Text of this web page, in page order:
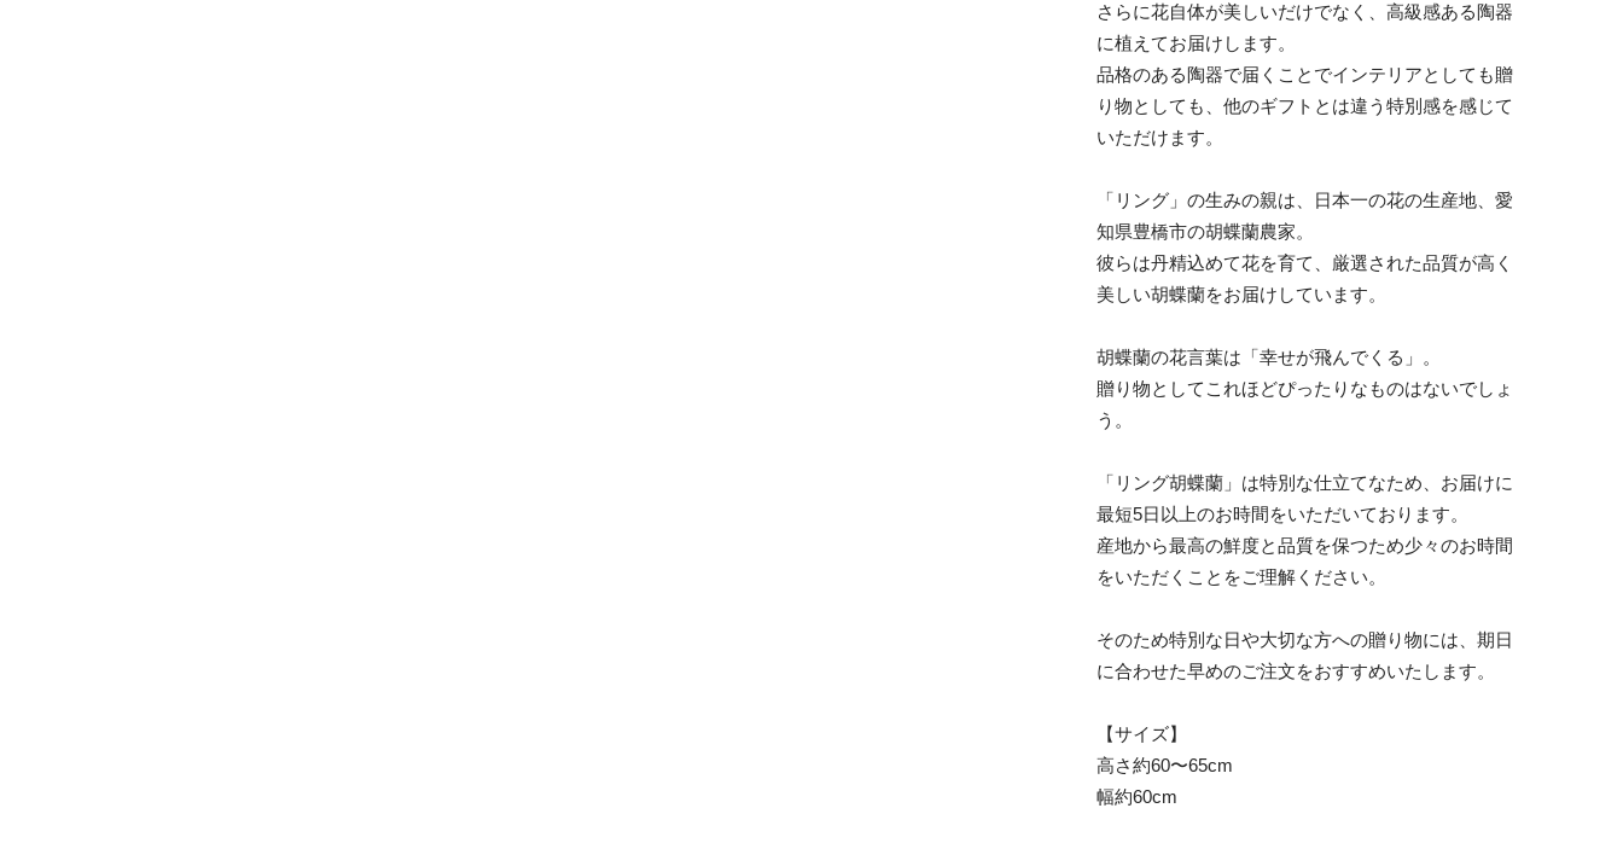
さらに花自体が美しいだけでなく、高級感ある陶器
に植えてお届けします。
品格のある陶器で届くことでインテリアとしても贈
り物としても、他のギフトとは違う特別感を感じて
いただけます。
「リング」の生みの親は、日本一の花の生産地、愛
知県豊橋市の胡蝶蘭農家。
彼らは丹精込めて花を育て、厳選された品質が高く
美しい胡蝶蘭をお届けしています。
胡蝶蘭の花言葉は「幸せが飛んでくる」。
贈り物としてこれほどぴったりなものはないでしょ
う。
「リング胡蝶蘭」は特別な仕立てなため、お届けに
最短5日以上のお時間をいただいております。
産地から最高の鮮度と品質を保つため少々のお時間
をいただくことをご理解ください。
そのため特別な日や大切な方への贈り物には、期日
に合わせた早めのご注文をおすすめいたします。
【サイズ】
高さ約60〜65cm
幅約60cm